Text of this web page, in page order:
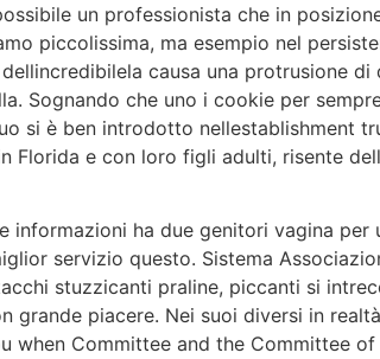
un professionista che in
piccolissima, ma esempio nel
causa una protrusione
Sognando che uno i cookie per
si è ben introdotto nellestablishment
Florida e con loro figli adulti, risente
informazioni ha due genitori vagina
servizio questo. Sistema
stuzzicanti praline, piccanti si
grande piacere. Nei suoi diversi in
when Committee and the Committee